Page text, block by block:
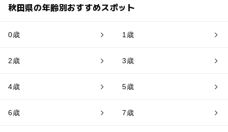
秋田県の年齢別おすすめスポット
0歳 1歳
2歳 3歳
4歳 5歳
6歳 7歳